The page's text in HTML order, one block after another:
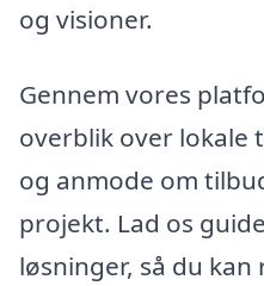
og visioner.
Gennem vores
overblik over
og anmode om
projekt. Lad os
løsninger, så du kan